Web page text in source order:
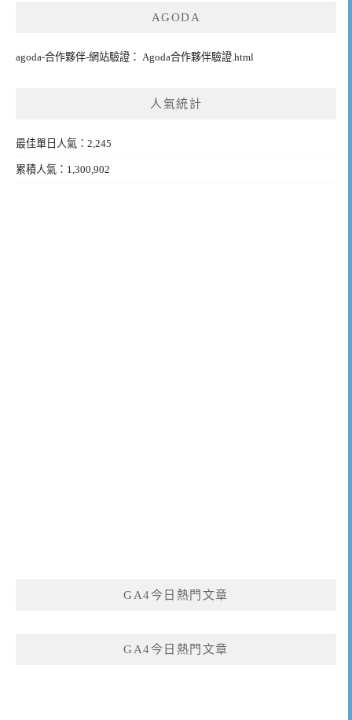
AGODA
agoda-合作夥伴-網站驗證： Agoda合作夥伴驗證.html
人氣統計
最佳單日人氣：2,245
累積人氣：1,300,902
GA4今日熱門文章
GA4今日熱門文章